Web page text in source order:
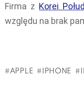
Firma z Korei
względu na brak
APPLE IPHONE